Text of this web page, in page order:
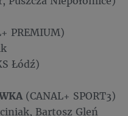
PREMIUM)
Łódź)
(CANAL+ SPORT3)
Bartosz Gleń